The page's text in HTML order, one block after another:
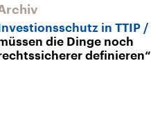
Investionsschutz in TTIP
die Dinge noch
definieren“